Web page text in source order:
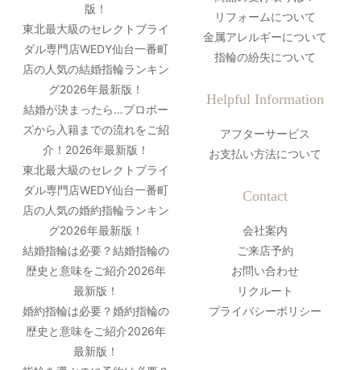
版！
東北最大級のセレクトブライ
ダル専門店WEDY仙台一番町
店の人気の結婚指輪ランキン
グ2026年最新版！
結婚が決まったら…プロポー
ズから入籍までの流れをご紹
介！2026年最新版！
東北最大級のセレクトブライ
ダル専門店WEDY仙台一番町
店の人気の婚約指輪ランキン
グ2026年最新版！
結婚指輪は必要？結婚指輪の
歴史と意味をご紹介2026年
最新版！
婚約指輪は必要？婚約指輪の
歴史と意味をご紹介2026年
最新版！
リフォームについて
金属アレルギーについて
指輪の紛失について
Helpful Information
アフターサービス
お支払い方法について
Contact
会社案内
ご来店予約
お問い合わせ
リクルート
プライバシーポリシー